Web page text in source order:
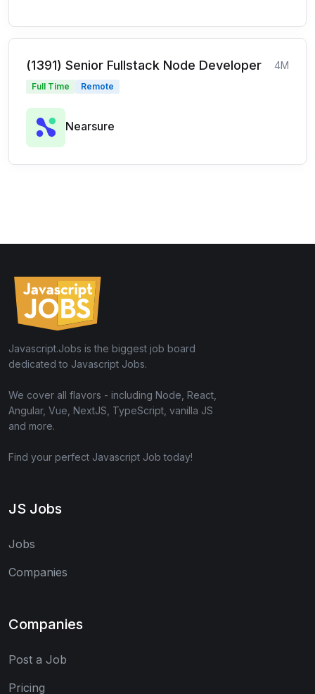
(1391) Senior Fullstack Node Developer 4M
Full Time Remote
Nearsure
Javascript.Jobs is the biggest job board
dedicated to Javascript Jobs.
We cover all flavors - including Node, React,
Angular, Vue, NextJS, TypeScript, vanilla JS
and more.
Find your perfect Javascript Job today!
JS Jobs
Jobs
Companies
Companies
Post a Job
Pricing